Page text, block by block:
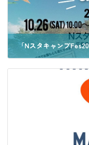
「Nスタキャンプ
2024年11月6日